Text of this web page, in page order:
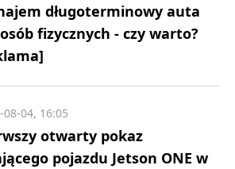
długoterminowy auta
fizycznych - czy warto?
otwarty pokaz
pojazdu Jetson ONE w
08-04, 16:05